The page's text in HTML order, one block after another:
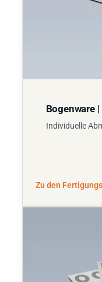
Bogenware
Individuelle
Zu den